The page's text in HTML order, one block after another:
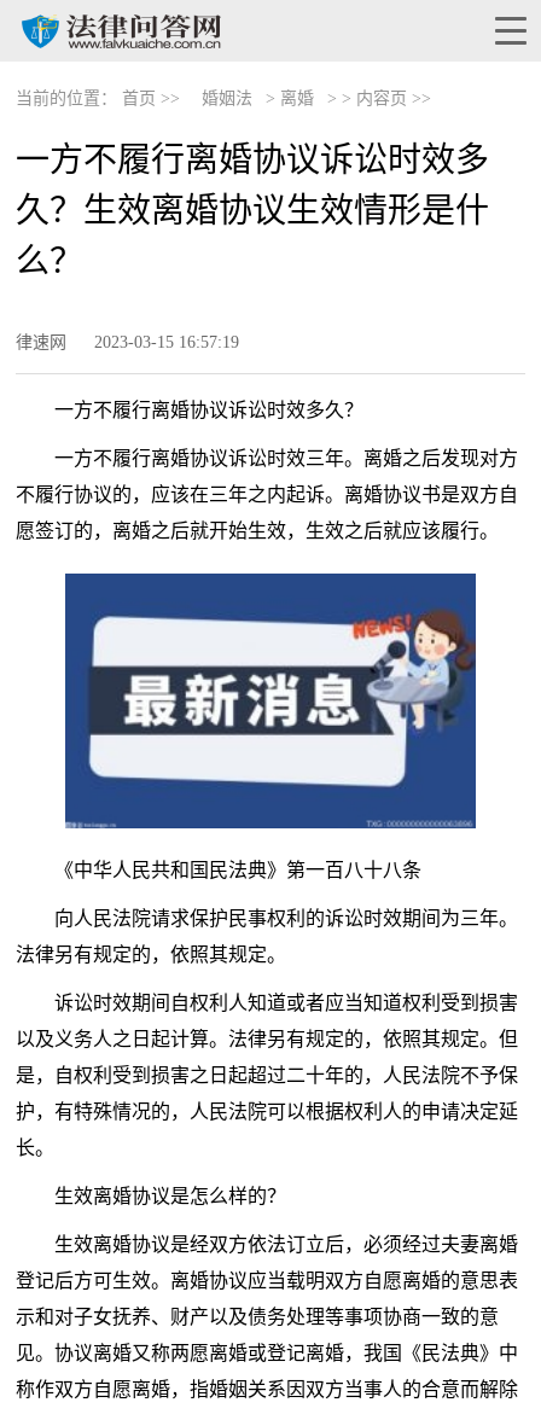
当前的位置： 首页 >> 婚姻法 > 离婚 > > 内容页 >>
一方不履行离婚协议诉讼时效多
久？生效离婚协议生效情形是什
么？
律速网 2023-03-15 16:57:19
一方不履行离婚协议诉讼时效多久？
一方不履行离婚协议诉讼时效三年。离婚之后发现对方
不履行协议的，应该在三年之内起诉。离婚协议书是双方自
愿签订的，离婚之后就开始生效，生效之后就应该履行。
《中华人民共和国民法典》第一百八十八条
向人民法院请求保护民事权利的诉讼时效期间为三年。
法律另有规定的，依照其规定。
诉讼时效期间自权利人知道或者应当知道权利受到损害
以及义务人之日起计算。法律另有规定的，依照其规定。但
是，自权利受到损害之日起超过二十年的，人民法院不予保
护，有特殊情况的，人民法院可以根据权利人的申请决定延
长。
生效离婚协议是怎么样的？
生效离婚协议是经双方依法订立后，必须经过夫妻离婚
登记后方可生效。离婚协议应当载明双方自愿离婚的意思表
示和对子女抚养、财产以及债务处理等事项协商一致的意
见。协议离婚又称两愿离婚或登记离婚，我国《民法典》中
称作双方自愿离婚，指婚姻关系因双方当事人的合意而解除